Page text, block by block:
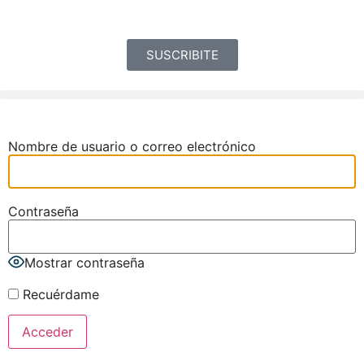
SUSCRIBITE
Nombre de usuario o correo electrónico
Contraseña
Mostrar contraseña
Recuérdame